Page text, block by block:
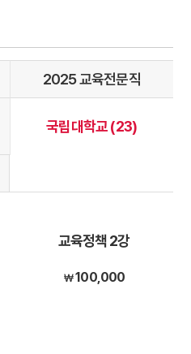
2025 교육전문직
국립대학교 (23)
교육정책 2강
100,000